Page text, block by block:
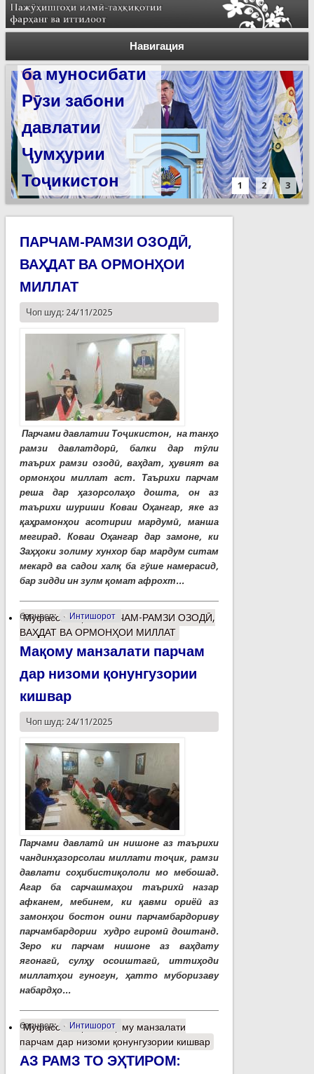
Навигация
Суханронии
Пешвои миллат
ба муносибати
Рӯзи забони
давлатии
Ҷумҳурии
Тоҷикистон
Силсилаи
ёдгориҳои роҳи
абрешим барои
сабт дар
феҳристи
ЮНЕСКО омода
мешаванд
1 2 3
ПАРЧАМ-РАМЗИ ОЗОДӢ,
ВАҲДАТ ВА ОРМОНҲОИ
МИЛЛАТ
Чоп шуд: 24/11/2025
Парчами давлатии Тоҷикистон, на танҳо
рамзи давлатдорӣ, балки дар тӯли
таърих рамзи озодӣ, ваҳдат, ҳувият ва
ормонҳои миллат аст. Таърихи парчам
реша дар ҳазорсолаҳо дошта, он аз
таърихи шуриши Коваи Оҳангар, яке аз
қаҳрамонҳои асотирии мардумӣ, манша
мегирад. Коваи Оҳангар дар замоне, ки
Заҳҳоки золиму хунхор бар мардум ситам
мекард ва садои халқ ба гӯше намерасид,
бар зидди ин зулм қомат афрохт...
барчасп: Интишорот
Муфассалтаро ПАРЧАМ-РАМЗИ ОЗОДӢ,
ВАҲДАТ ВА ОРМОНҲОИ МИЛЛАТ
Мақому манзалати парчам
дар низоми қонунгузории
кишвар
Чоп шуд: 24/11/2025
Парчами давлатӣ ин нишоне аз таърихи
чандинҳазорсолаи миллати тоҷик, рамзи
давлати соҳибистиқололи мо мебошад.
Агар ба сарчашмаҳои таърихӣ назар
афканем, мебинем, ки қавми ориёӣ аз
замонҳои бостон оини парчамбардориву
парчамбардории худро гиромӣ доштанд.
Зеро ки парчам нишоне аз ваҳдату
ягонагӣ, сулҳу осоиштагӣ, иттиҳоди
миллатҳои гуногун, ҳатто муборизаву
набардҳо...
барчасп: Интишорот
Муфассалтаро Мақому манзалати
парчам дар низоми қонунгузории кишвар
АЗ РАМЗ ТО ЭҲТИРОМ: